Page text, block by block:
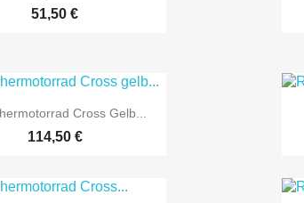
51,50 €
 VorschauCross Gelb...
114,50 €